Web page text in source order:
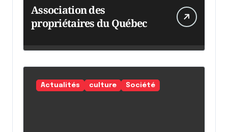
Association des
propriétaires du Québec
Actualités culture Société